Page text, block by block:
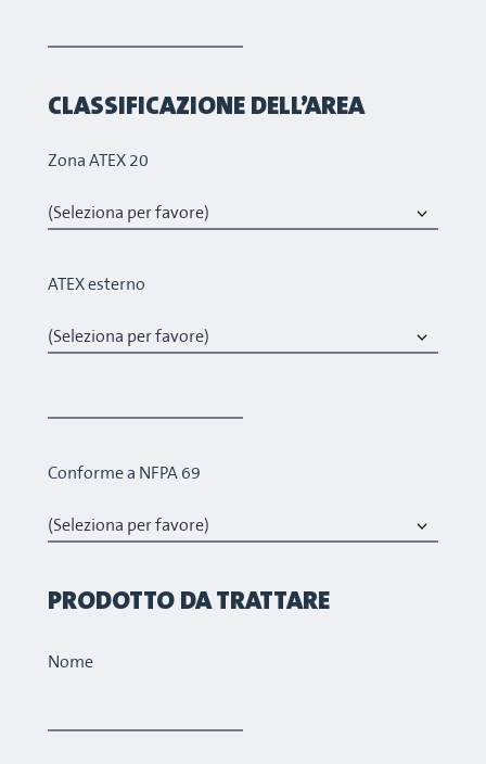
CLASSIFICAZIONE DELL’AREA
Zona ATEX 20
ATEX esterno
Conforme a NFPA 69
PRODOTTO DA TRATTARE
Nome